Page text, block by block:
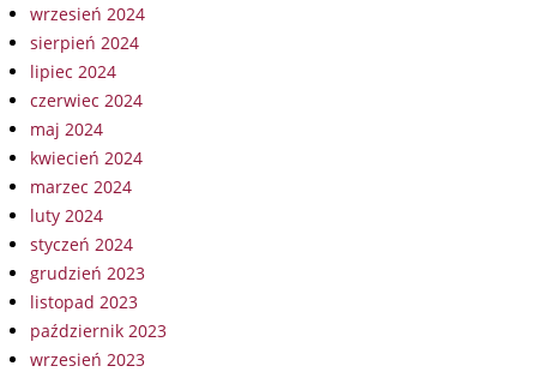
wrzesień 2024
sierpień 2024
lipiec 2024
czerwiec 2024
maj 2024
kwiecień 2024
marzec 2024
luty 2024
styczeń 2024
grudzień 2023
listopad 2023
październik 2023
wrzesień 2023